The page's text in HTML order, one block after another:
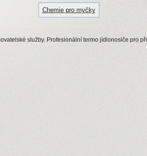
Chemie pro myčky
služby. Profesionální termo jídlonosiče pro